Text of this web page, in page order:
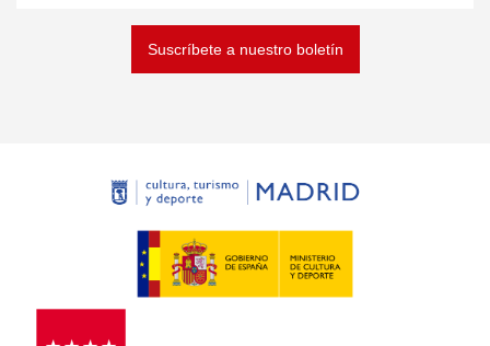
Suscríbete a nuestro boletín